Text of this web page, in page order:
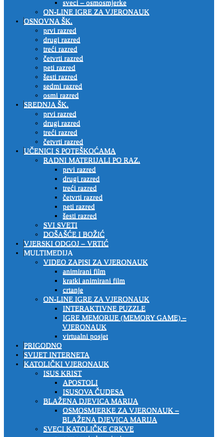
sveci – osmosmjerke
ON-LINE IGRE ZA VJERONAUK
OSNOVNA ŠK.
prvi razred
drugi razred
treći razred
četvrti razred
peti razred
šesti razred
sedmi razred
osmi razred
SREDNJA ŠK.
prvi razred
drugi razred
treći razred
četvrti razred
UČENICI S POTEŠKOĆAMA
RADNI MATERIJALI PO RAZ.
prvi razred
drugi razred
treći razred
četvrti razred
peti razred
šesti razred
SVI SVETI
DOŠAŠĆE I BOŽIĆ
VJERSKI ODGOJ – VRTIĆ
MULTIMEDIJA
VIDEO ZAPISI ZA VJERONAUK
animirani film
kratki animirani film
crtanje
ON-LINE IGRE ZA VJERONAUK
INTERAKTIVNE PUZZLE
IGRE MEMORIJE (MEMORY GAME) –
VJERONAUK
virtualni posjet
PRIGODNO
SVIJET INTERNETA
KATOLIČKI VJERONAUK
ISUS KRIST
APOSTOLI
ISUSOVA ČUDESA
BLAŽENA DJEVICA MARIJA
OSMOSMJERKE ZA VJERONAUK –
BLAŽENA DJEVICA MARIJA
SVECI KATOLIČKE CRKVE